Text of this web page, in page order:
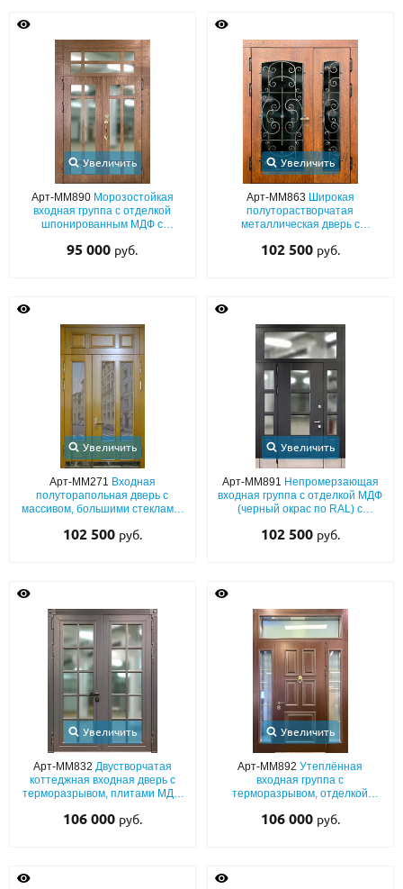
Увеличить
Арт-ММ890 Морозостойкая
входная группа с отделкой
шпонированным МДФ с
большой площади
95 000 руб.
Увеличить
Арт-ММ863 Широкая
полуторастворчатая
металлическая дверь с
со шпоном, с большим
102 500 руб.
Увеличить
Арт-ММ271 Входная
полуторапольная дверь с
массивом, большими стеклами,
102 500 руб.
Увеличить
Арт-ММ891 Непромерзающая
входная группа с отделкой МДФ
(черный окрас по RAL) с
отбойниками
102 500 руб.
Увеличить
Арт-ММ832 Двустворчатая
коттеджная входная дверь с
терморазрывом, плитами МДФ
максимальным остеклением
106 000 руб.
Увеличить
Арт-ММ892Утеплённая
входная группа с
терморазрывом, отделкой
оформлением, стеклопакетами
106 000 руб.